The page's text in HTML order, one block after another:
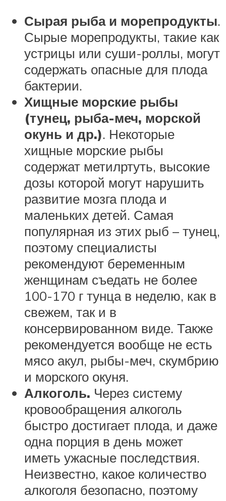
Сырая рыба и морепродукты.
Сырые морепродукты, такие как
устрицы или суши-роллы, могут
содержать опасные для плода
бактерии.
Хищные морские рыбы
(тунец, рыба-меч, морской
окунь и др.). Некоторые
хищные морские рыбы
содержат метилртуть, высокие
дозы которой могут нарушить
развитие мозга плода и
маленьких детей. Самая
популярная из этих рыб – тунец,
поэтому специалисты
рекомендуют беременным
женщинам съедать не более
100-170 г тунца в неделю, как в
свежем, так и в
консервированном виде. Также
рекомендуется вообще не есть
мясо акул, рыбы-меч, скумбрию
и морского окуня.
Алкоголь. Через систему
кровообращения алкоголь
быстро достигает плода, и даже
одна порция в день может
иметь ужасные последствия.
Неизвестно, какое количество
алкоголя безопасно, поэтому